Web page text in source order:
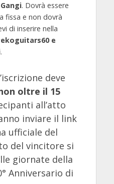
. Dovrà essere
fissa e non dovrà
di inserire nella
e
.
deve
oltre il 15
all’atto
inviare il link
ufficiale del
del vincitore si
giornate della
Anniversario di